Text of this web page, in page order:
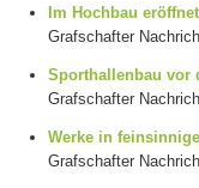
Im Hochbau
Grafschafter
Sporthallenbau vor
Grafschafter
Werke in
Grafschafter